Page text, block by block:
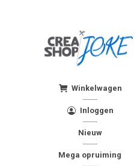
Winkelwagen
Inloggen
Nieuw
Mega opruiming